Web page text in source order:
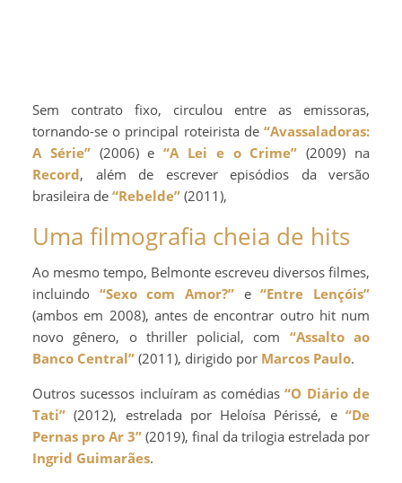
Sem contrato fixo, circulou entre as emissoras,
tornando-se o principal roteirista de “Avassaladoras:
A Série”(2006) e“A Lei e o Crime” (2009) na
Record, além de escrever episódios da versão
brasileira de “Rebelde” (2011),
Uma filmografia cheia de hits
Ao mesmo tempo, Belmonte escreveu diversos filmes,
incluindo “Sexo com Amor?” e“Entre Lençóis”
(ambos em 2008), antes de encontrar outro hit num
novo gênero, o thriller policial, com “Assalto ao
Banco Central” (2011), dirigido por Marcos Paulo.
Outros sucessos incluíram as comédias“O Diário de
Tati” (2012), estrelada por Heloísa Périssé, e “De
Pernas pro Ar 3” (2019), final da trilogia estrelada por
Ingrid Guimarães.